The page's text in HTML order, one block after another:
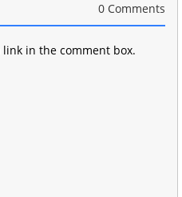
0 Comments
in the comment box.